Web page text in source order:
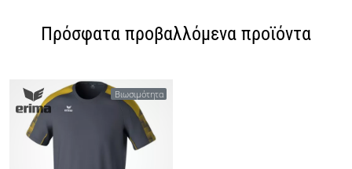
Πρόσφατα προβαλλόμενα προϊόντα
Βιωσιμότητα